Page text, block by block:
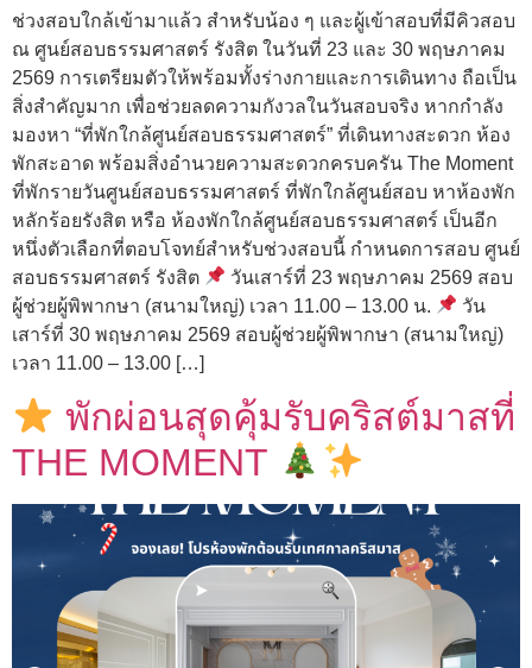
ช่วงสอบใกล้เข้ามาแล้ว สำหรับน้อง ๆ และผู้เข้าสอบที่มีคิวสอบ
ณ ศูนย์สอบธรรมศาสตร์ รังสิต ในวันที่ 23 และ 30 พฤษภาคม
2569 การเตรียมตัวให้พร้อมทั้งร่างกายและการเดินทาง ถือเป็น
สิ่งสำคัญมาก เพื่อช่วยลดความกังวลในวันสอบจริง หากกำลัง
มองหา “ที่พักใกล้ศูนย์สอบธรรมศาสตร์” ที่เดินทางสะดวก ห้อง
พักสะอาด พร้อมสิ่งอำนวยความสะดวกครบครัน The Moment
ที่พักรายวันศูนย์สอบธรรมศาสตร์ ที่พักใกล้ศูนย์สอบ หาห้องพัก
หลักร้อยรังสิต หรือ ห้องพักใกล้ศูนย์สอบธรรมศาสตร์ เป็นอีก
หนึ่งตัวเลือกที่ตอบโจทย์สำหรับช่วงสอบนี้ กำหนดการสอบ ศูนย์
สอบธรรมศาสตร์ รังสิต
วันเสาร์ที่ 23 พฤษภาคม 2569 สอบ
ผู้ช่วยผู้พิพากษา (สนามใหญ่) เวลา 11.00 – 13.00 น.
วัน
เสาร์ที่ 30 พฤษภาคม 2569 สอบผู้ช่วยผู้พิพากษา (สนามใหญ่)
เวลา 11.00 – 13.00 […]
พักผ่อนสุดคุ้มรับคริสต์มาสที่
THE MOMENT